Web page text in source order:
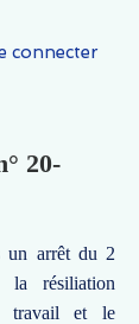
connecter
20-
un arrêt du 2
résiliation
travail et le